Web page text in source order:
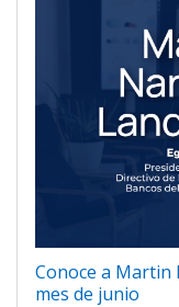
Conoce a Martin
mes de junio